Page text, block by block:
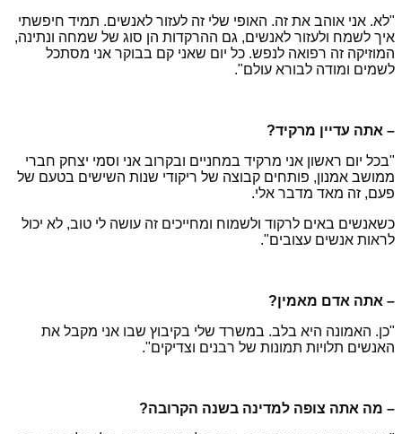
"לא. אני אוהב את זה. האופי שלי זה לעזור לאנשים. תמיד חיפשתי
איך לשמח ולעזור לאנשים, גם ההרקדות הן סוג של שמחה ונתינה,
המוזיקה זה רפואה לנפש. כל יום שאני קם בבוקר אני מסתכל
לשמים ומודה לבורא עולם".
– אתה עדיין מרקיד?
"בכל יום ראשון אני מרקיד במחניים ובקרוב אני וסמי יצחק חברי
ממושב אמנון, פותחים קבוצה של ריקודי שנות השישים בטעם של
פעם, זה מאד מדבר אלי.
כשאנשים באים לרקוד ולשמוח ומחייכים זה עושה לי טוב, לא יכול
לראות אנשים עצובים".
– אתה אדם מאמין?
"כן. האמונה היא בלב. במשרד שלי בקיבוץ שבו אני מקבל את
האנשים תלויות תמונות של רבנים וצדיקים".
– מה אתה צופה למדינה בשנה הקרובה?